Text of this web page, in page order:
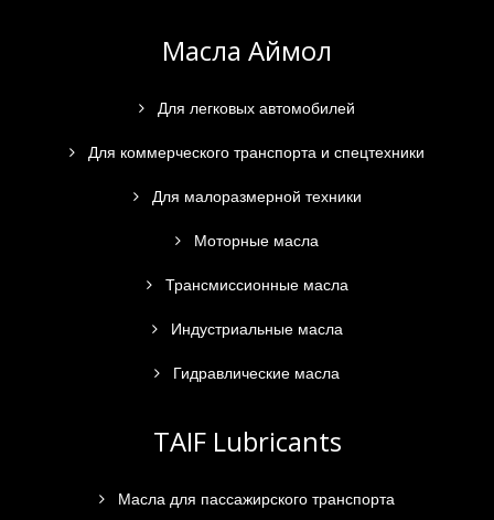
Масла Аймол
Для легковых автомобилей
Для коммерческого транспорта и спецтехники
Для малоразмерной техники
Моторные масла
Трансмиссионные масла
Индустриальные масла
Гидравлические масла
TAIF Lubricants
Масла для пассажирского транспорта